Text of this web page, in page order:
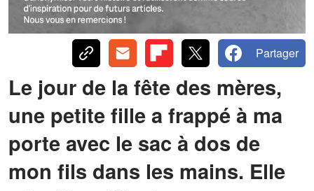
Partager
Le jour de la fête des mères,
une petite fille a frappé à ma
porte avec le sac à dos de
mon fils dans les mains. Elle